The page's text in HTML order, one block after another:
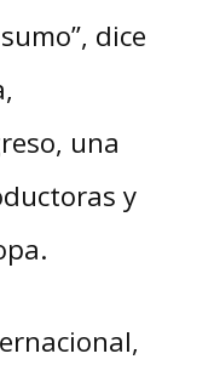
dice
una
y